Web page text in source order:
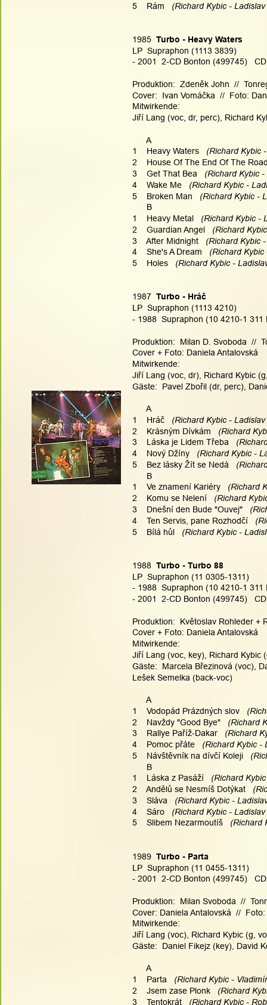
5    Rám
(Richard Kybic -
1985 Turbo - Heavy Waters
LP  Supraphon (1113 3839)
- 2001  2-CD Bonton (499745)
Produktion:  Zdeněk John  //
Cover:  Ivan Vomáčka  //  Foto:
Mitwirkende:
Jiří Lang (voc, dr, perc), Richard
      A
1    Heavy Waters
(Richard Kybic
2    House Of The End Of The
3    Get That Bea
(Richard Kybic
4    Wake Me
(Richard Kybic -
5    Broken Man
(Richard Kybic -
      B
1    Heavy Metal
(Richard Kybic -
2    Guardian Angel
(Richard
3    After Midnight
(Richard Kybic
4    She's A Dream
(Richard Kybic
5    Holes
(Richard Kybic -
1987 Turbo - Hráč
LP  Supraphon (1113 4210)
- 1988  Supraphon (10 4210-1 311
Produktion:  Milan D. Svoboda  //
Cover + Foto: Daniela Antalovská
Mitwirkende:
Jiří Lang (voc, dr), Richard Kybic
Gäste:  Pavel Zbořil (dr, perc),
      A
1    Hráč
(Richard Kybic -
2    Krásným Dívkám
(Richard
3    Láska je Lidem Třeba
4    Nový Džíny
(Richard Kybic -
5    Bez lásky Žít se Nedá
      B
1    Ve znamení Kariéry
(Richard
2    Komu se Nelení
(Richard
3    Dnešní den Bude "Ouvej"
4    Ten Servis, pane Rozhodčí
5    Bílá hůl
(Richard Kybic -
1988 Turbo - Turbo 88
LP  Supraphon (11 0305-1311)
- 1988  Supraphon (10 4210-1 311
- 2001  2-CD Bonton (499745)
Produktion:  Květoslav Rohleder +
Cover + Foto: Daniela Antalovská
Mitwirkende:
Jiří Lang (voc, key), Richard Kybic
Gäste:  Marcela Březinová (voc),
Lešek Semelka (back-voc)
      A
1    Vodopád Prázdných slov
2    Navždy "Good Bye"
(Richard
3    Rallye Paříž-Dakar
(Richard
4    Pomoc přáte
(Richard Kybic -
5    Návštěvník na dívčí Koleji
      B
1    Láska z Pasáží
(Richard
2    Andělů se Nesmíš Dotýkat
3    Sláva
(Richard Kybic -
4    Sáro
(Richard Kybic -
5    Slibem Nezarmoutíš
(Richard
1989 Turbo - Parta
LP  Supraphon (11 0455-1311)
- 2001  2-CD Bonton (499745)
Produktion:  Milan Svoboda  //
Cover: Daniela Antalovská  //
Mitwirkende:
Jiří Lang (voc), Richard Kybic (g,
Gäste:  Daniel Fikejz (key), David
      A
1    Parta
(Richard Kybic -
2    Jsem zase Plonk
(Richard
3    Tentokrát
(Richard Kybic -